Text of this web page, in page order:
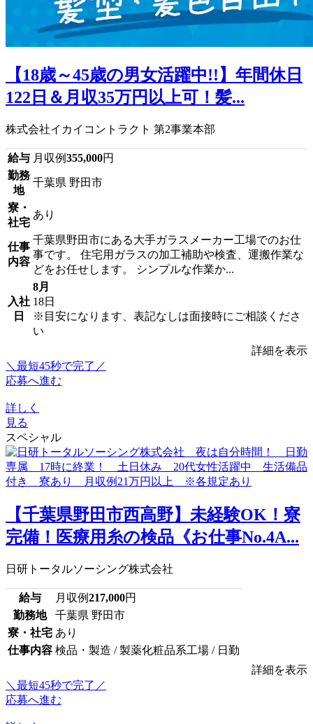
【18歳～45歳の男女活躍中!!】年間休日
122日＆月収35万円以上可！髪...
株式会社イカイコントラクト 第2事業本部
給与 月収例355,000円
勤務
地
千葉県 野田市
寮・
社宅
あり
仕事
内容
千葉県野田市にある大手ガラスメーカー工場でのお仕
事です。 住宅用ガラスの加工補助や検査、運搬作業な
どをお任せします。 シンプルな作業か...
入社
日
8月
18日
※目安になります、表記なしは面接時にご相談くださ
い
詳細を表示
＼最短45秒で完了／
応募へ進む
詳しく
見る
スペシャル
【千葉県野田市西高野】未経験OK！寮
完備！医療用糸の検品《お仕事No.4A...
日研トータルソーシング株式会社
給与 月収例217,000円
勤務地
千葉県 野田市
寮・社宅 あり
仕事内容 検品・製造 / 製薬化粧品系工場 / 日勤
詳細を表示
＼最短45秒で完了／
応募へ進む